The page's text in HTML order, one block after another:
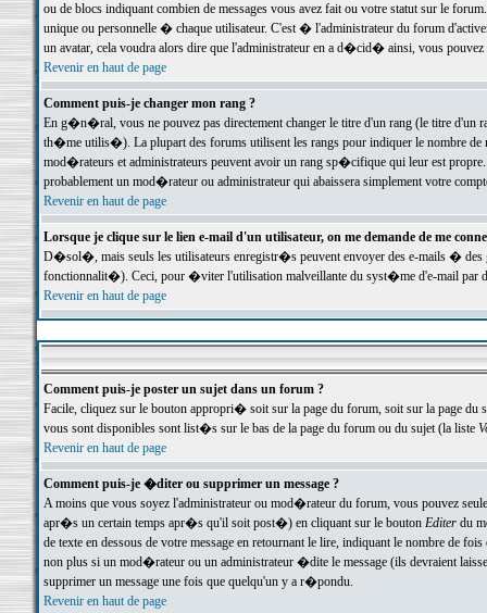
ou de blocs indiquant combien de messages vous avez fait ou votre statut sur le
unique ou personnelle � chaque utilisateur. C'est � l'administrateur du forum
un avatar, cela voudra alors dire que l'administrateur en a d�cid� ainsi, vous
Revenir en haut de page
Comment puis-je changer mon rang ?
En g�n�ral, vous ne pouvez pas directement changer le titre d'un rang (le titre d'un
th�me utilis�). La plupart des forums utilisent les rangs pour indiquer le nombre de
mod�rateurs et administrateurs peuvent avoir un rang sp�cifique qui leur est
probablement un mod�rateur ou administrateur qui abaissera simplement votre
Revenir en haut de page
Lorsque je clique sur le lien e-mail d'un utilisateur, on me demande de me
D�sol�, mais seuls les utilisateurs enregistr�s peuvent envoyer des e-mails �
fonctionnalit�). Ceci, pour �viter l'utilisation malveillante du syst�me d'e-mail par
Revenir en haut de page
Comment puis-je poster un sujet dans un forum ?
Facile, cliquez sur le bouton appropri� soit sur la page du forum, soit sur la page du
vous sont disponibles sont list�s sur le bas de la page du forum ou du sujet (la liste
Revenir en haut de page
Comment puis-je �diter ou supprimer un message ?
A moins que vous soyez l'administrateur ou mod�rateur du forum, vous pouvez
apr�s un certain temps apr�s qu'il soit post�) en cliquant sur le bouton Editerdu
de texte en dessous de votre message en retournant le lire, indiquant le nombre
non plus si un mod�rateur ou un administrateur �dite le message (ils devraient
supprimer un message une fois que quelqu'un y a r�pondu.
Revenir en haut de page